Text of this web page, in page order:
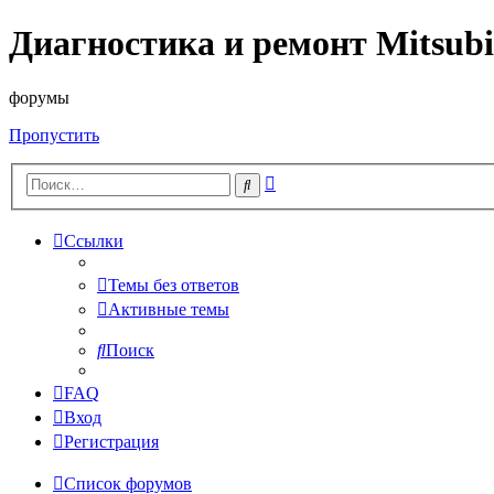
Диагностика и ремонт
форумы
Пропустить
Поиск
Ссылки
Темы без ответов
Активные темы
Поиск
FAQ
Вход
Регистрация
Список форумов